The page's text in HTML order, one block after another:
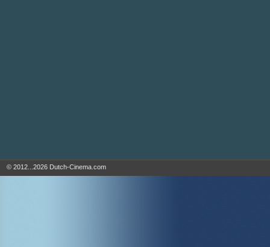
© 2012...2026 Dutch-Cinema.com